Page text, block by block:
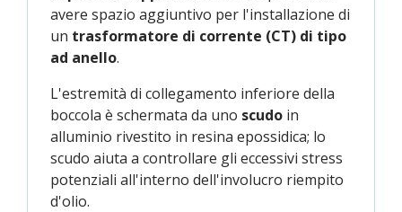
avere spazio aggiuntivo per l'installazione di
un trasformatore di corrente (CT) di tipo
ad anello.
L'estremità di collegamento inferiore della
boccola è schermata da uno scudo in
alluminio rivestito in resina epossidica; lo
scudo aiuta a controllare gli eccessivi stress
potenziali all'interno dell'involucro riempito
d'olio.